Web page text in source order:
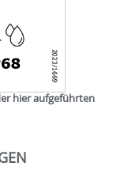
hier aufgeführten